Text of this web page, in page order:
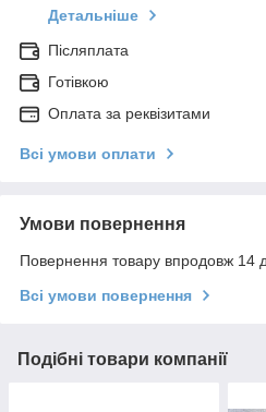
Детальніше
Післяплата
Готівкою
Оплата за реквізитами
Всі умови оплати
Умови повернення
Повернення товару впродовж 14
Всі умови повернення
Подібні товари компанії